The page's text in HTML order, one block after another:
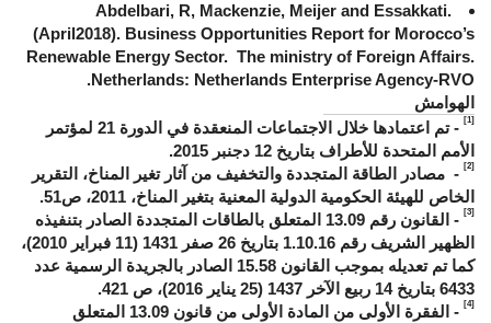
Abdelbari, R, Mackenzie, Meijer and Essakkati.
(April2018). Business Opportunities Report for Morocco’s
Renewable Energy Sector. The ministry of Foreign Affairs.
Netherlands: Netherlands Enterprise Agency-RVO.
الهوامش
[1]
- تم اعتمادها خلال الاجتماعات المنعقدة في الدورة 21 لمؤتمر
الأمم المتحدة للأطراف بتاريخ 12 دجنبر 2015.
[2] - مصادر الطاقة المتجددة والتخفيف من آثار تغير المناخ، التقرير
الخاص للهيئة الحكومية الدولية المعنية بتغير المناخ، 2011، ص51.
[3]
- القانون رقم 13.09 المتعلق بالطاقات المتجددة الصادر بتنفيذه
الظهير الشريف رقم 1.10.16 بتاريخ 26 صفر 1431 (11 فبراير 2010)،
كما تم تعديله بموجب القانون 15.58 الصادر بالجريدة الرسمية عدد
6433 بتاريخ 14 ربيع الآخر 1437 (25 يناير 2016)، ص 421.
[4]
- الفقرة الأولى من المادة الأولى من قانون 13.09 المتعلق